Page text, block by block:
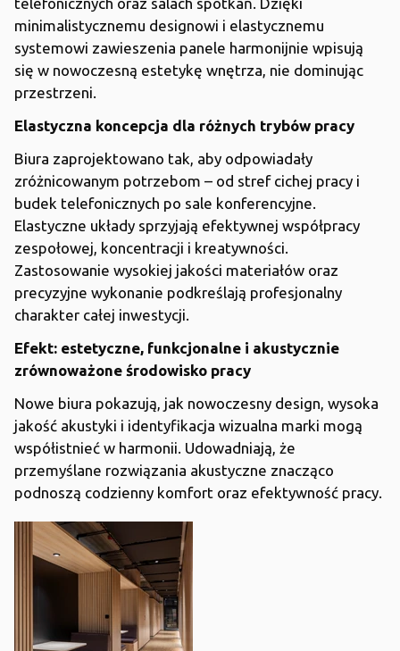
minimalistycznemu designowi i elastycznemu
systemowi zawieszenia panele harmonijnie wpisują
się w nowoczesną estetykę wnętrza, nie dominując
przestrzeni.
Elastyczna koncepcja dla różnych trybów pracy
Biura zaprojektowano tak, aby odpowiadały
zróżnicowanym potrzebom – od stref cichej pracy i
budek telefonicznych po sale konferencyjne.
Elastyczne układy sprzyjają efektywnej współpracy
zespołowej, koncentracji i kreatywności.
Zastosowanie wysokiej jakości materiałów oraz
precyzyjne wykonanie podkreślają profesjonalny
charakter całej inwestycji.
Efekt: estetyczne, funkcjonalne i akustycznie
zrównoważone środowisko pracy
Nowe biura pokazują, jak nowoczesny design, wysoka
jakość akustyki i identyfikacja wizualna marki mogą
współistnieć w harmonii. Udowadniają, że
przemyślane rozwiązania akustyczne znacząco
podnoszą codzienny komfort oraz efektywność pracy.